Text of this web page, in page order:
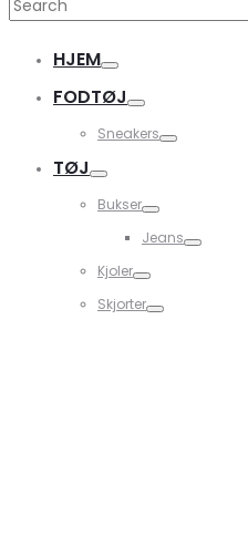
HJEM
FODTØJ
Sneakers
TØJ
Bukser
Jeans
Kjoler
Skjorter